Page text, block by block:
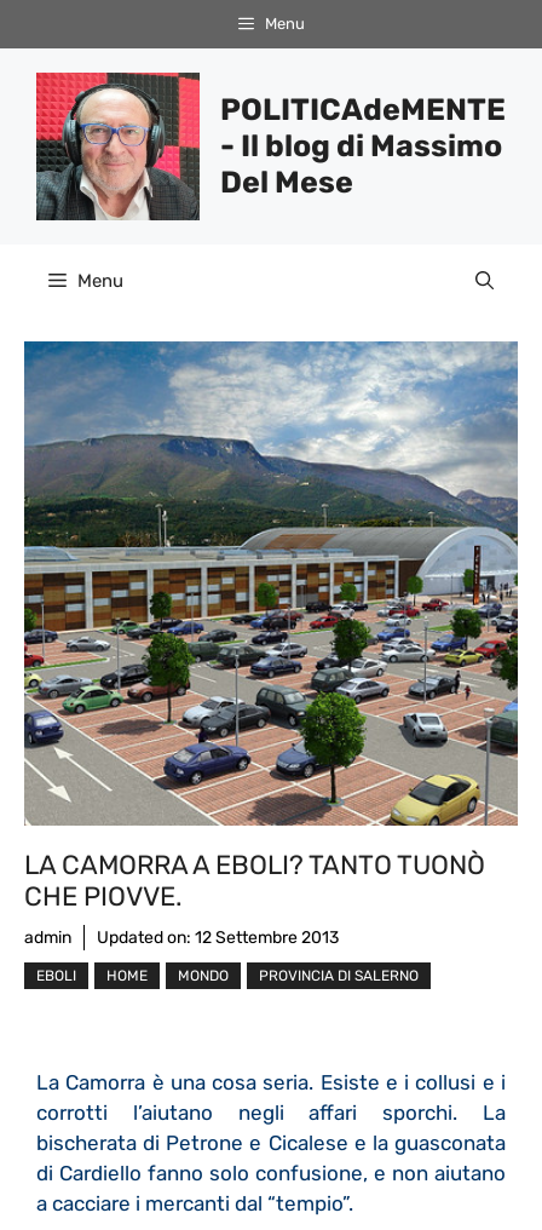
al
contenuto
Menu
POLITICAdeMENTE
- Il blog di Massimo
Del Mese
Menu
LA CAMORRA A EBOLI? TANTO TUONÒ
CHE PIOVVE.
admin Updated on: 12 Settembre 2013
EBOLI HOME MONDO PROVINCIA DI SALERNO
La Camorra è una cosa seria. Esiste e i collusi e i
corrotti l’aiutano negli affari sporchi. La
bischerata di Petrone e Cicalese e la guasconata
di Cardiello fanno solo confusione, e non aiutano
a cacciare i mercanti dal “tempio”.